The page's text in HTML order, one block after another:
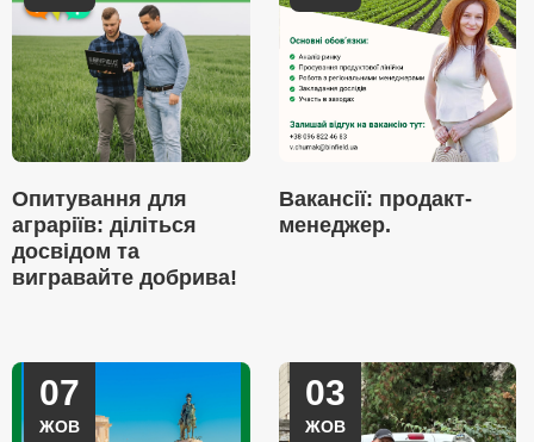
Опитування для
аграріїв: діліться
досвідом та
вигравайте добрива!
Вакансії: продакт-
менеджер.
07
ЖОВ
03
ЖОВ